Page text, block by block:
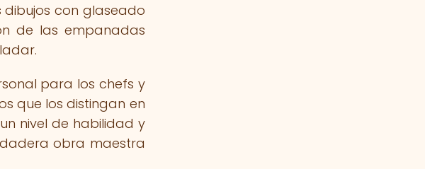
dibujos con glaseado
de las empanadas
para los chefs y
que los distingan en
nivel de habilidad y
obra maestra